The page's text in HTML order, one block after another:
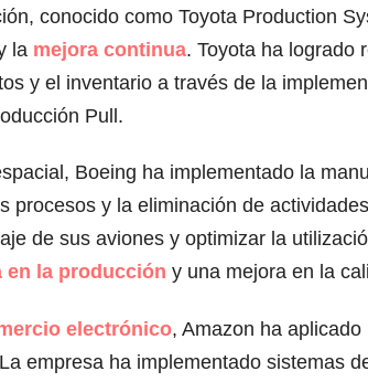
conocido como Toyota Production
la mejora continua. Toyota ha logrado
y el inventario a través de la
Pull.
Boeing ha implementado la
procesos y la eliminación de
de sus aviones y optimizar la
en la producción y una mejora en la
electrónico, Amazon ha
empresa ha implementado sistemas